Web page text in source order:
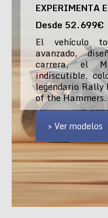
EXPERIMENTA
Desde 52.699€
El vehículo
avanzado,
carrera, el
indiscutible,
legendario
of the Hammers.
> Ver modelos